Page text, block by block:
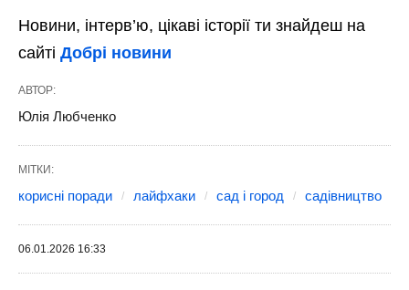
Новини, інтерв’ю, цікаві історії ти знайдеш на
сайті Добрі новини
АВТОР:
Юлія Любченко
МІТКИ:
корисні поради лайфхаки сад і город садівництво
06.01.2026 16:33